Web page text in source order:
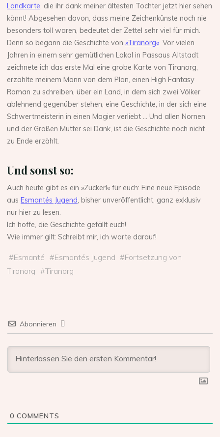
Landkarte, die ihr dank meiner ältesten Tochter jetzt hier sehen
könnt! Abgesehen davon, dass meine Zeichenkünste noch nie
besonders toll waren, bedeutet der Zettel sehr viel für mich.
Denn so begann die Geschichte von»Tiranorg«. Vor vielen
Jahren in einem sehr gemütlichen Lokal in Passaus Altstadt
zeichnete ich das erste Mal eine grobe Karte von Tiranorg,
erzählte meinem Mann von dem Plan, einen High Fantasy
Roman zu schreiben, über ein Land, in dem sich zwei Völker
ablehnend gegenüber stehen, eine Geschichte, in der sich eine
Schwertmeisterin in einen Magier verliebt … Und allen Nornen
und der Großen Mutter sei Dank, ist die Geschichte noch nicht
zu Ende erzählt.
Und sonst so:
Auch heute gibt es ein »Zuckerl« für euch: Eine neue Episode
ausEsmantés Jugend, bisher unveröffentlicht, ganz exklusiv
nur hier zu lesen.
Ich hoffe, die Geschichte gefällt euch!
Wie immer gilt: Schreibt mir, ich warte darauf!
#Esmanté #Esmantés Jugend #Fortsetzung von
Tiranorg #Tiranorg
Abonnieren
0 COMMENTS